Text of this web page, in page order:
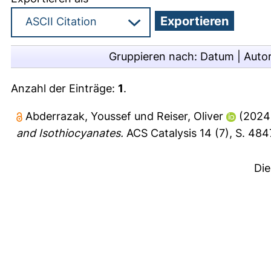
Gruppieren nach: Datum
Anzahl der Einträge: 1.
Abderrazak, Youssef und Reiser, Oliver
and Isothiocyanates. ACS Catalysis 14 (7), S.